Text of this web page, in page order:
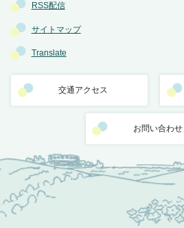
RSS配信
サイトマップ
Translate
交通アクセス
お問い合わせ